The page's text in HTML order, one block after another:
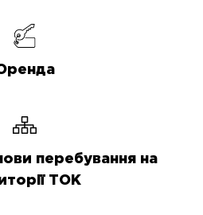
перебування на
ТОК